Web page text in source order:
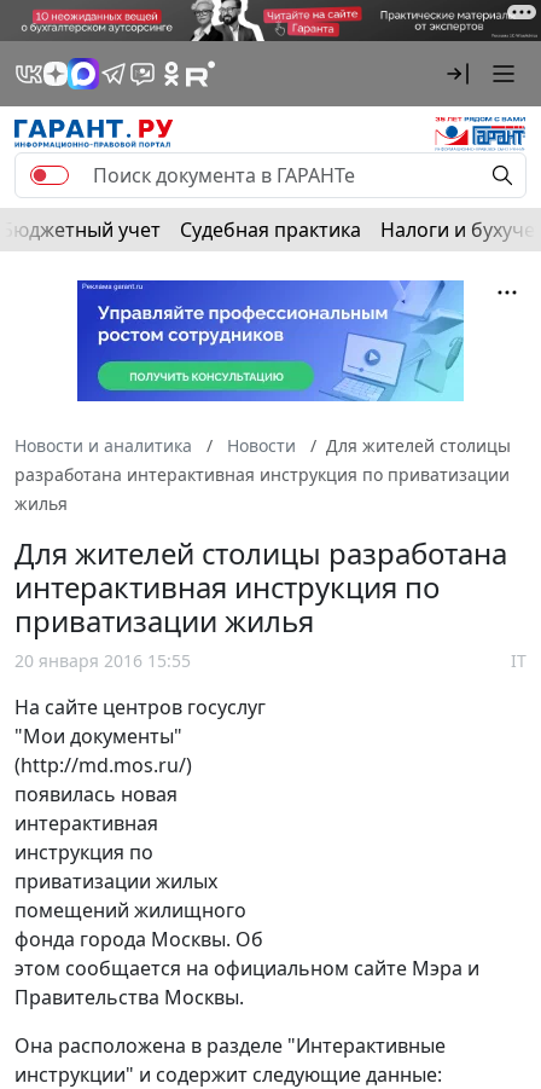
Бюджетный учет Судебная практика Налоги и
Новости и аналитика Новости
Для жителей столицы
разработана интерактивная инструкция по приватизации
жилья
Для жителей столицы разработана
интерактивная инструкция по
приватизации жилья
20 января 2016 15:55 IT
На сайте центров госуслуг
"Мои документы"
(http://md.mos.ru/)
появилась новая
интерактивная
инструкция по
приватизации жилых
помещений жилищного
фонда города Москвы. Об
этом сообщается на официальном сайте Мэра и
Правительства Москвы.
Она расположена в разделе "Интерактивные
инструкции" и содержит следующие данные: